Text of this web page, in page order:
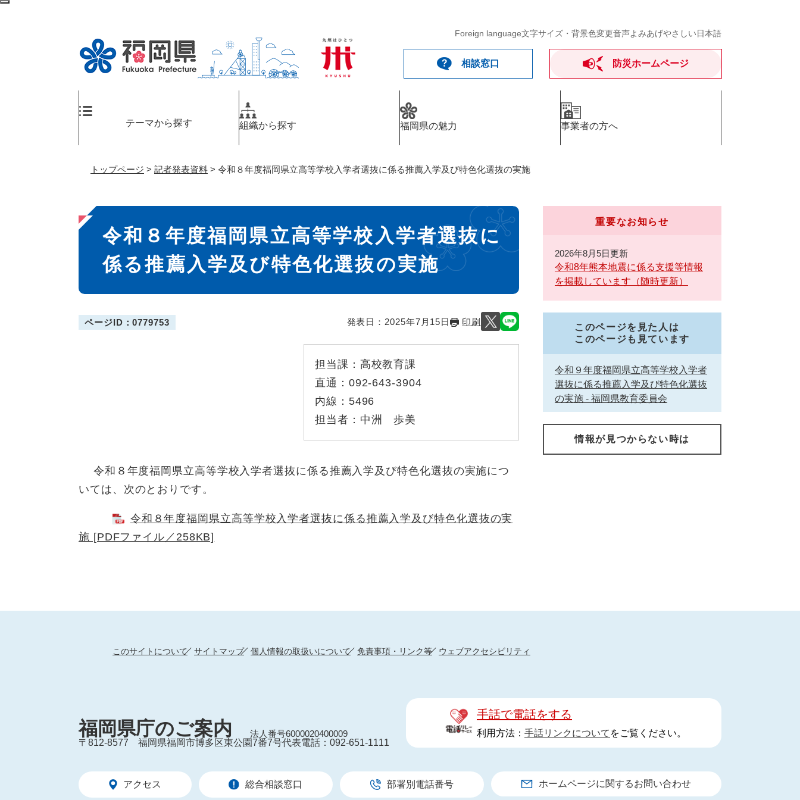
ペ
メ
Foreign language文字サイズ・背景色変更音声よみあげやさしい日本語
相談窓口 防災ホームページ
テーマから探す 組織から探す 福岡県の魅力 事業者の方へ
トップページ > 記者発表資料 > 令和８年度福岡県立高等学校入学者選抜に係る推薦入学及び特色化選抜の実施
本
文
令和８年度福岡県立高等学校入学者選抜に
係る推薦入学及び特色化選抜の実施
ページID：0779753 発表日： 2025年7月15日 印刷
担当課： 高校教育課
直通： 092-643-3904
内線： 5496
担当者： 中洲 歩美
令和８年度福岡県立高等学校入学者選抜に係る推薦入学及び特色化選抜の実施につ
いては、次のとおりです。
令和８年度福岡県立高等学校入学者選抜に係る推薦入学及び特色化選抜の実
施 [PDFファイル／258KB]
重要なお知らせ
2026年8月5日更新
令和8年熊本地震に係る支援等情報
を掲載しています（随時更新）
このページを見た人は
このページも見ています
令和９年度福岡県立高等学校入学者
選抜に係る推薦入学及び特色化選抜
の実施 - 福岡県教育委員会
情報が見つからない時は
このサイトについて サイトマップ 個人情報の取扱いについて 免責事項・リンク等 ウェブアクセシビリティ
福岡県庁のご案内
法人番号6000020400009
〒812-8577
福岡県福岡市博多区東公園7番7号代表電話：092-651-1111
手話で電話をする
利用方法： 手話リンクについて をご覧ください。
アクセス 総合相談窓口 部署別電話番号 ホームページに関するお問い合わせ